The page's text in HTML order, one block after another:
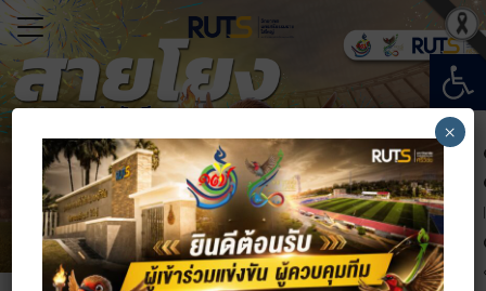
บมหาวิทยาลัยฯ
ารสนเทศ
หาวิทยาลัย
Search for:
×